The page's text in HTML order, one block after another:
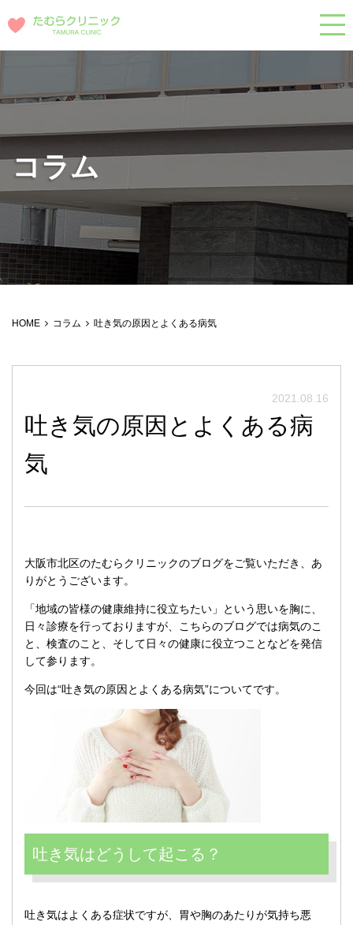
コラム
HOME コラム 吐き気の原因とよくある病気
2021.08.16
吐き気の原因とよくある病
気
大阪市北区のたむらクリニックのブログをご覧いただき、あ
りがとうございます。
「地域の皆様の健康維持に役立ちたい」という思いを胸に、
日々診療を行っておりますが、こちらのブログでは病気のこ
と、検査のこと、そして日々の健康に役立つことなどを発信
して参ります。
今回は“吐き気の原因とよくある病気”についてです。
吐き気はどうして起こる？
吐き気はよくある症状ですが、胃や胸のあたりが気持ち悪